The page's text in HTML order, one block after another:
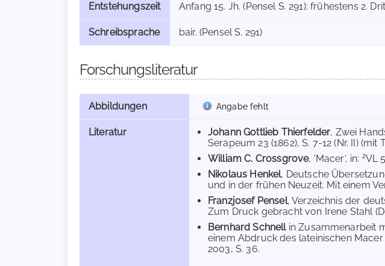
Entstehungszeit Anfang 15. Jh. (Pensel S. 291); frühestens 2.
Schreibsprache bair. (Pensel S. 291)
Forschungsliteratur
Abbildungen Angabe fehlt
Literatur Johann Gottlieb Thierfelder, Zwei
Serapeum 23 (1862), S. 7-12 (Nr. II) (mit
William C. Crossgrove, 'Macer', in: 2VL
Nikolaus Henkel, Deutsche
und in der frühen Neuzeit. Mit einem
Franzjosef Pensel, Verzeichnis der
Zum Druck gebracht von Irene Stahl
Bernhard Schnellin Zusammenarbeit
einem Abdruck des lateinischen
2003, S. 36.